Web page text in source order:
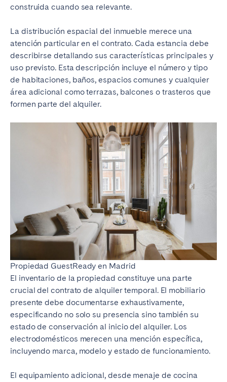
construida cuando sea relevante.
La distribución espacial del inmueble merece una
atención particular en el contrato. Cada estancia debe
describirse detallando sus características principales y
uso previsto. Esta descripción incluye el número y tipo
de habitaciones, baños, espacios comunes y cualquier
área adicional como terrazas, balcones o trasteros que
formen parte del alquiler.
Propiedad GuestReady en Madrid
El inventario de la propiedad constituye una parte
crucial del contrato de alquiler temporal. El mobiliario
presente debe documentarse exhaustivamente,
especificando no solo su presencia sino también su
estado de conservación al inicio del alquiler. Los
electrodomésticos merecen una mención específica,
incluyendo marca, modelo y estado de funcionamiento.
El equipamiento adicional, desde menaje de cocina